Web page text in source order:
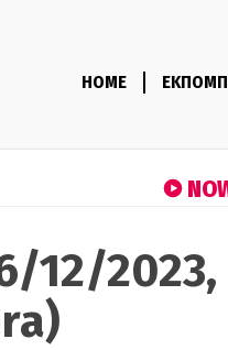
HOME
12/2023,